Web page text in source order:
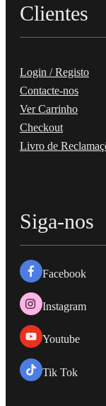
Clientes
Login / Registo
Contacte-nos
Ver Carrinho
Checkout
Livro de
Siga-nos
Facebook
Instagram
Youtube
Tik Tok